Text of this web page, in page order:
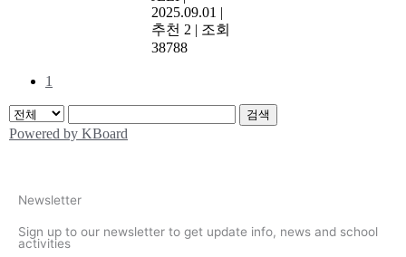
Newsletter
Sign up to our newsletter to get update info, news and school
activities